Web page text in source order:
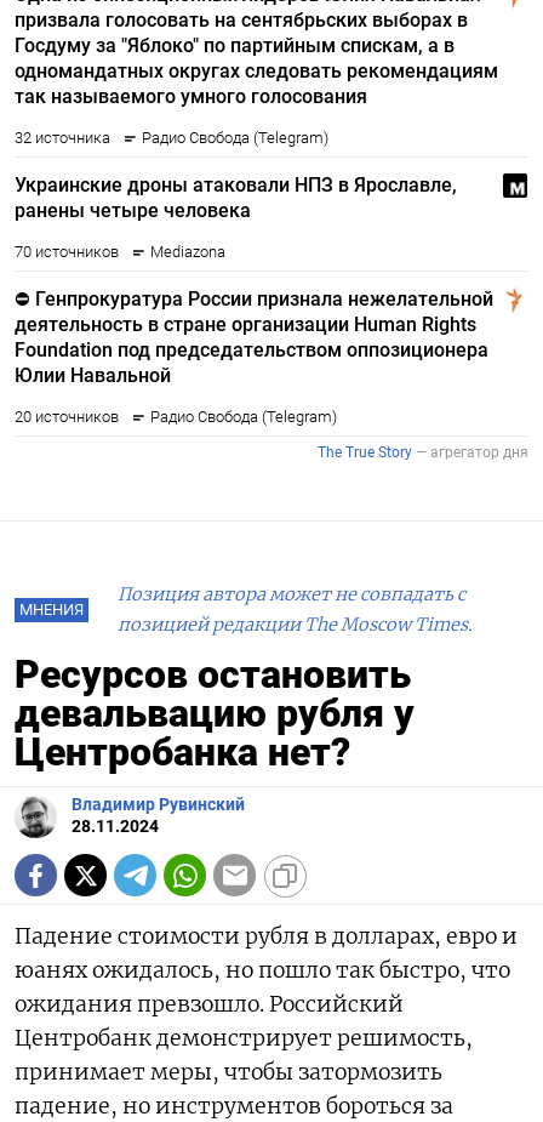
МНЕНИЯ
Позиция автора может не совпадать с
позицией редакции The Moscow Times.
Ресурсов остановить
девальвацию рубля у
Центробанка нет?
Владимир Рувинский
28.11.2024
Падение стоимости рубля в долларах, евро и
юанях ожидалось, но пошло так быстро, что
ожидания превзошло. Российский
Центробанк демонстрирует решимость,
принимает меры, чтобы затормозить
падение, но инструментов бороться за